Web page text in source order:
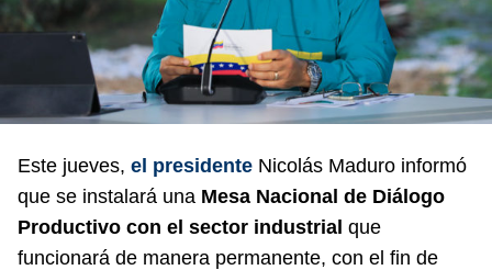
Este jueves, el presidente Nicolás Maduro informó
que se instalará una Mesa Nacional de Diálogo
Productivo con el sector industrial que
funcionará de manera permanente, con el fin de